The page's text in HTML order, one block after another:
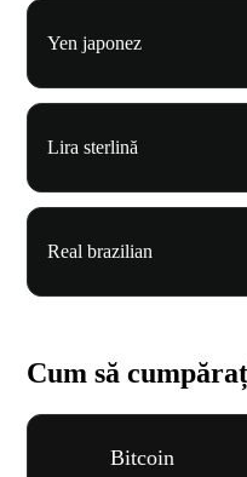
Yen japonez
Lira sterlină
Real brazilian
Cum să
Bitcoin